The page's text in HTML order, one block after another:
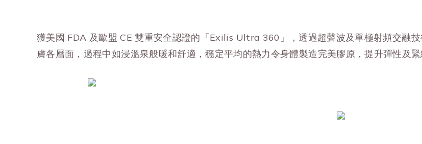
獲美國 FDA 及歐盟 CE 雙重安全認證的「Exilis Ultra 360」，透過超聲波及單極射頻交融
膚各層面，過程中如浸溫泉般暖和舒適，穩定平均的熱力令身體製造完美膠原，提升彈性及